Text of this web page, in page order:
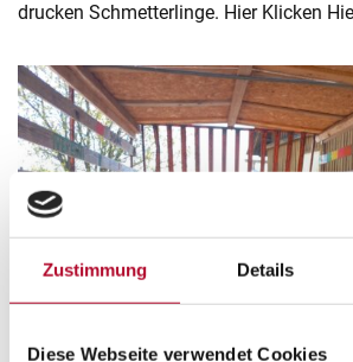
Zustimmung Details
Diese Webseite verwendet Cookies
drucken Schmetterlinge. Hier Klicken